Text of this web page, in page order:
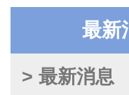
最新
> 最新消息